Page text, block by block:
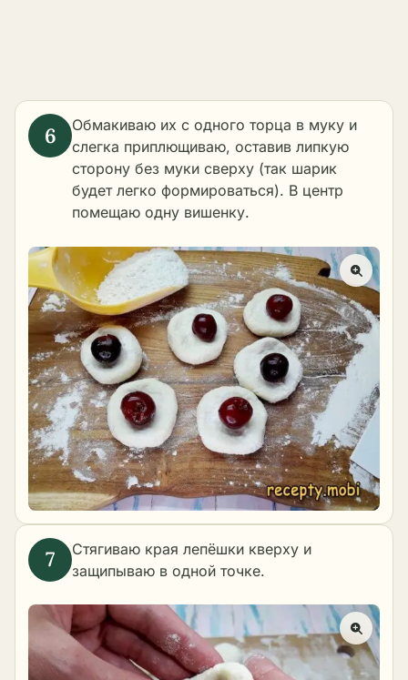
Обмакиваю их с одного торца в муку и
слегка приплющиваю, оставив липкую
сторону без муки сверху (так шарик
будет легко формироваться). В центр
помещаю одну вишенку.
Стягиваю края лепёшки кверху и
защипываю в одной точке.